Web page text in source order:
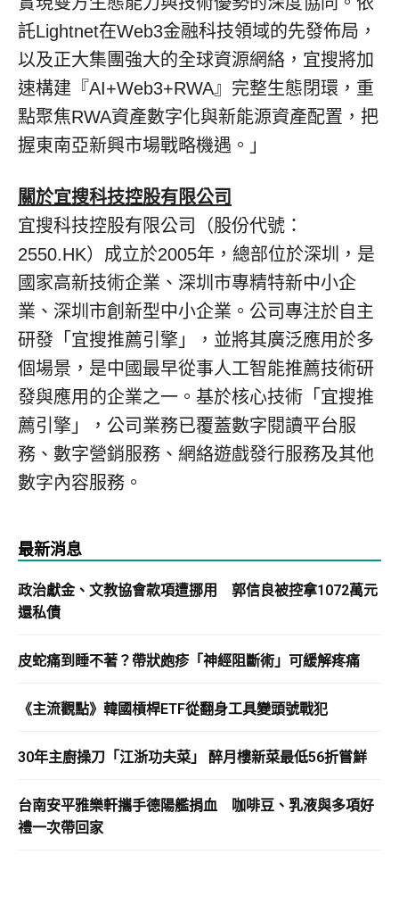
託Lightnet在Web3金融科技領域的先發佈局，
以及正大集團強大的全球資源網絡，宜搜將加
速構建『AI+Web3+RWA』完整生態閉環，重
點聚焦RWA資產數字化與新能源資產配置，把
握東南亞新興市場戰略機遇。」
關於宜搜科技控股有限公司
宜搜科技控股有限公司（股份代號：
2550.HK）成立於2005年，總部位於深圳，是
國家高新技術企業、深圳市專精特新中小企
業、深圳市創新型中小企業。公司專注於自主
研發「宜搜推薦引擎」，並將其廣泛應用於多
個場景，是中國最早從事人工智能推薦技術研
發與應用的企業之一。基於核心技術「宜搜推
薦引擎」，公司業務已覆蓋數字閱讀平台服
務、數字營銷服務、網絡遊戲發行服務及其他
數字內容服務。
最新消息
政治獻金、文教協會款項遭挪用 郭信良被控拿1072萬元
還私債
皮蛇痛到睡不著？帶狀皰疹「神經阻斷術」可緩解疼痛
《主流觀點》韓國槓桿ETF從翻身工具變頭號戰犯
30年主廚操刀「江浙功夫菜」 醉月樓新菜最低56折嘗鮮
台南安平雅樂軒攜手德陽艦捐血 咖啡豆、乳液與多項好
禮一次帶回家